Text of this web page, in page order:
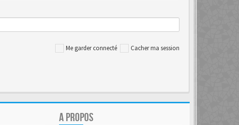
Me garder connecté Cacher ma session
A PROPOS